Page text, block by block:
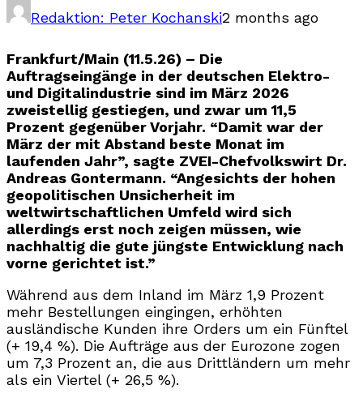
Redaktion: Peter Kochanski2 months ago
Frankfurt/Main (11.5.26) – Die
Auftragseingänge in der deutschen Elektro-
und Digitalindustrie sind im März 2026
zweistellig gestiegen, und zwar um 11,5
Prozent gegenüber Vorjahr. “Damit war der
März der mit Abstand beste Monat im
laufenden Jahr”, sagte ZVEI-Chefvolkswirt Dr.
Andreas Gontermann. “Angesichts der hohen
geopolitischen Unsicherheit im
weltwirtschaftlichen Umfeld wird sich
allerdings erst noch zeigen müssen, wie
nachhaltig die gute jüngste Entwicklung nach
vorne gerichtet ist.”
Während aus dem Inland im März 1,9 Prozent
mehr Bestellungen eingingen, erhöhten
ausländische Kunden ihre Orders um ein Fünftel
(+ 19,4 %). Die Aufträge aus der Eurozone zogen
um 7,3 Prozent an, die aus Drittländern um mehr
als ein Viertel (+ 26,5 %).